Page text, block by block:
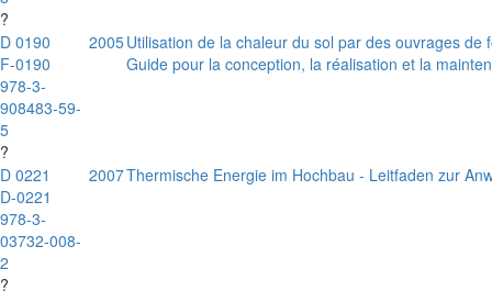
?
D 0190
F-0190
978-3-
908483-59-
5
?
2005Utilisation de la chaleur du sol par des ouvrages
Guide pour la conception, la réalisation et la
D 0221
D-0221
978-3-
03732-008-
2
?
2007Thermische Energie im Hochbau - Leitfaden zur